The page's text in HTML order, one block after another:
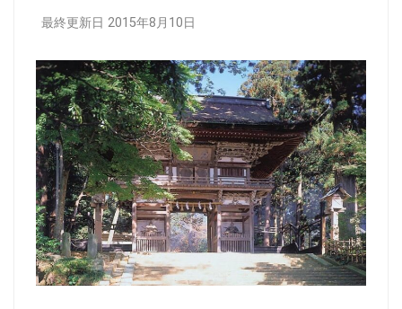
最終更新日 2015年8月10日